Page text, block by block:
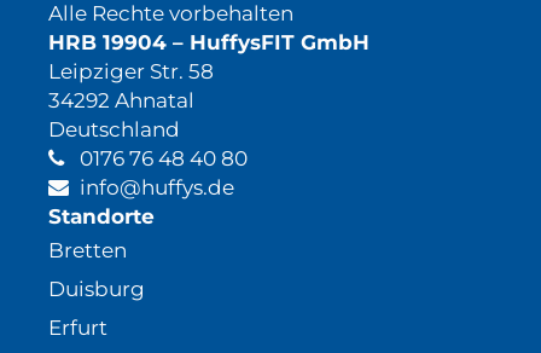
Alle Rechte vorbehalten
HRB 19904 – HuffysFIT GmbH
Leipziger Str. 58
34292 Ahnatal
Deutschland
0176 76 48 40 80
info@huffys.de
Standorte
Bretten
Duisburg
Erfurt